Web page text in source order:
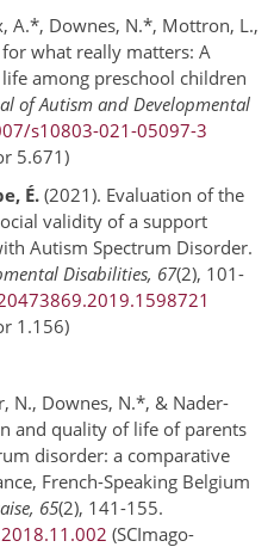
A.*, Downes, N.*, Mottron, L.,
what really matters: A
among preschool children
of Autism and Developmental
s10803-021-05097-3
5.671)
É.(2021). Evaluation of the
validity of a support
Autism Spectrum Disorder.
Disabilities, 67(2), 101-
1.156)
N., Downes, N.*, & Nader-
and quality of life of parents
disorder: a comparative
French-Speaking Belgium
65(2), 141-155.
(SCImago-